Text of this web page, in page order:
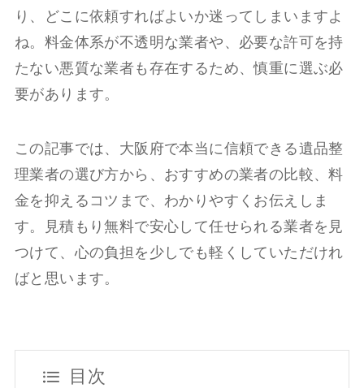
り、どこに依頼すればよいか迷ってしまいますよ
ね。料金体系が不透明な業者や、必要な許可を持
たない悪質な業者も存在するため、慎重に選ぶ必
要があります。
この記事では、大阪府で本当に信頼できる遺品整
理業者の選び方から、おすすめの業者の比較、料
金を抑えるコツまで、わかりやすくお伝えしま
す。見積もり無料で安心して任せられる業者を見
つけて、心の負担を少しでも軽くしていただけれ
ばと思います。
目次